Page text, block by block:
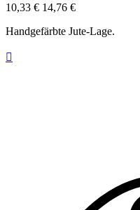
10,33 € 14,76 €
Handgefärbte Jute-Lage.
